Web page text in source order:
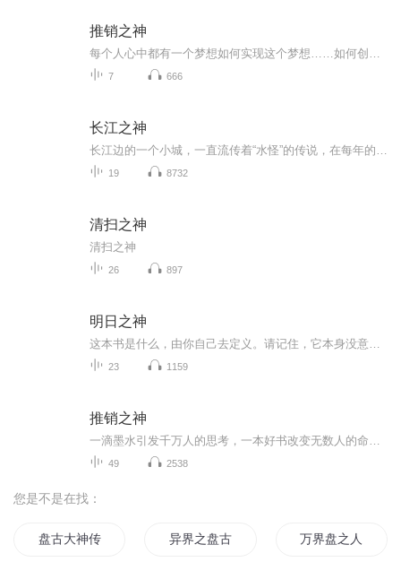
推销之神
7 666
长江之神
19 8732
清扫之神
清扫之神
26 897
明日之神
23 1159
推销之神
49 2538
您是不是在找：
盘古大神传 异界之盘古再生 万界盘之人皇